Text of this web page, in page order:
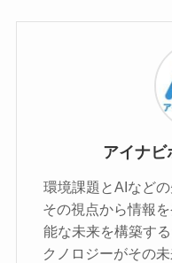
アイナ
環境課題とAIなど
その視点から情報
能な未来を構築す
クノロジーがその